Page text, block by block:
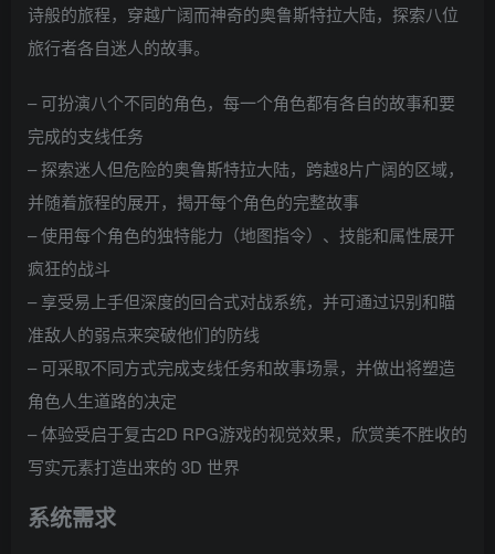
诗般的旅程，穿越广阔而神奇的奥鲁斯特拉大陆，探索八位
旅行者各自迷人的故事。
– 可扮演八个不同的角色，每一个角色都有各自的故事和要
完成的支线任务
– 探索迷人但危险的奥鲁斯特拉大陆，跨越8片广阔的区域，
并随着旅程的展开，揭开每个角色的完整故事
– 使用每个角色的独特能力（地图指令）、技能和属性展开
疯狂的战斗
– 享受易上手但深度的回合式对战系统，并可通过识别和瞄
准敌人的弱点来突破他们的防线
– 可采取不同方式完成支线任务和故事场景，并做出将塑造
角色人生道路的决定
– 体验受启于复古2D RPG游戏的视觉效果，欣赏美不胜收的
写实元素打造出来的 3D 世界
系统需求